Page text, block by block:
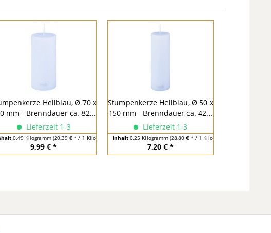
Hellblau, Ø 70 x
mm - Brenndauer ca. 82...
Lieferzeit 1-3
0.49 Kilogramm (20,39 € * / 1 Kilogramm)
9,99 € *
Stumpenkerze Hellblau, Ø 50 x
150 mm - Brenndauer ca. 42...
Lieferzeit 1-3
Inhalt 0.25 Kilogramm (28,80 € * / 1 Kilogramm)
7,20 € *